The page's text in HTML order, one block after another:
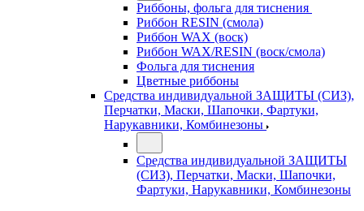
Риббоны, фольга для тиснения
Риббон RESIN (смола)
Риббон WAX (воск)
Риббон WAX/RESIN (воск/смола)
Фольга для тиснения
Цветные риббоны
Средства индивидуальной ЗАЩИТЫ (СИЗ),
Перчатки, Маски, Шапочки, Фартуки,
Нарукавники, Комбинезоны
Средства индивидуальной ЗАЩИТЫ
(СИЗ), Перчатки, Маски, Шапочки,
Фартуки, Нарукавники, Комбинезоны